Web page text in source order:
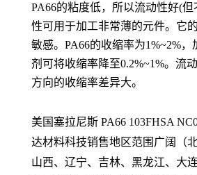
PA66的粘度低，所以流动性好(
性可用于加工非常薄的元件。它
敏感。PA66的收缩率为1%~2%，
剂可将收缩率降至0.2%~1%。流
方向的收缩率差异大。
美国塞拉尼斯 PA66 103FHSA
达材料科技销售地区范围广阔（
山西、辽宁、吉林、黑龙江、大